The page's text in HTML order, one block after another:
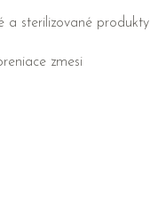
a sterilizované produkty
zmesi